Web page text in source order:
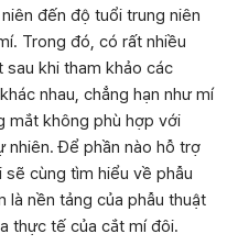
đến độ tuổi trung niên
Trong đó, có rất nhiều
sau khi tham khảo các
nhau, chẳng hạn như mí
mắt không phù hợp với
nhiên. Để phần nào hỗ trợ
sẽ cùng tìm hiểu về phẫu
là nền tảng của phẫu thuật
thực tế của cắt mí đôi.